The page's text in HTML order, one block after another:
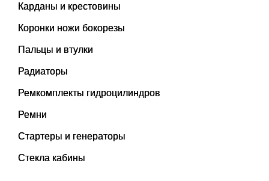
Карданы и крестовины
Коронки ножи бокорезы
Пальцы и втулки
Радиаторы
Ремкомплекты гидроцилиндров
Ремни
Стартеры и генераторы
Стекла кабины